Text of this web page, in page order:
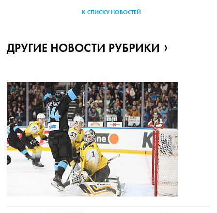
К СПИСКУ НОВОСТЕЙ
ДРУГИЕ НОВОСТИ РУБРИКИ